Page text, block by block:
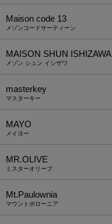
Maison code 13
メゾンコードサーティーン
MAISON SHUN ISHIZAWA
メゾン シュン イシザワ
masterkey
マスターキー
MAYO
メイヨー
MR.OLIVE
ミスターオリーブ
Mt.Paulownia
マウントポローニア